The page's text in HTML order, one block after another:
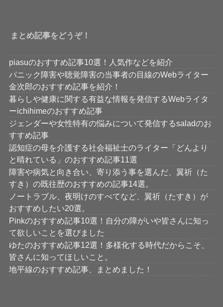
まとめ記事をどうぞ！
piasuのおすすめ記事10選！人気作などを紹介
パニック障害や聴覚障害の当事者の目線のWebライター
金次郎のおすすめ記事を紹介！
暮らしや健康に関する有益な情報を発信するWebライタ
ーichihimeのおすすめ記事
ジェンダーや女性特有の悩みについて発信するsaladのお
すすめ記事
認知症の母を介護する社会福祉士のライター「どんより
と晴れている」のおすすめ記事11選
障害や病気と向き合い、寄り添う事を選んだ、翼祈（た
すき）の既往歴のおすすめの記事14選。
ノートラブル、夜明けのすべてなど、翼祈（たすき）が
おすすめしたい20選。
Pinkのおすすめ記事10選！自分の障がいや皆さんに知っ
て欲しいことを選びました
ゆたのおすすめ記事12選！多様化する時代だからこそ、
皆さんに知ってほしいこと。
地平線のおすすめ記事、まとめました！